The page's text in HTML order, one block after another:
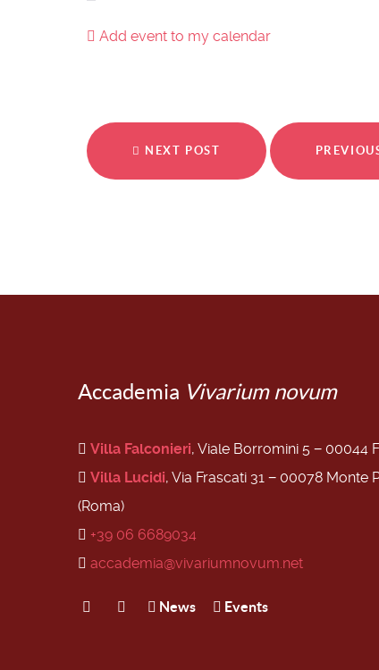
Add event to my calendar
NEXT POST
Accademia Vivarium novum
Villa Falconieri, Viale Borromini 5 − 00044
Villa Lucidi, Via Frascati 31 − 00078 Monte
(Roma)
+39 06 6689034
accademia@vivariumnovum.net
News Events